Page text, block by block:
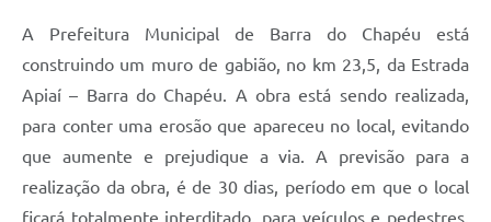
A Prefeitura Municipal de Barra do Chapéu está
construindo um muro de gabião, no km 23,5, da Estrada
Apiaí – Barra do Chapéu. A obra está sendo realizada,
para conter uma erosão que apareceu no local, evitando
que aumente e prejudique a via. A previsão para a
realização da obra, é de 30 dias, período em que o local
ficará totalmente interditado, para veículos e pedestres.